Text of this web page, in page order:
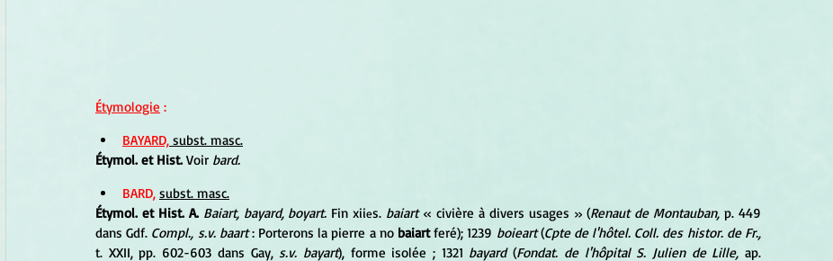
Étymologie :
BAYARD, subst. masc.
Étymol. et Hist. Voir bard.
BARD, subst. masc.
Étymol. et Hist. A. Baiart, bayard, boyart. Fin xiies. baiart « civière à divers usages » (Renaut de Montauban, p. 449
dans Gdf. Compl., s.v. baart : Porterons la pierre a no baiart feré); 1239 boieart (Cpte de l'hôtel. Coll. des histor. de Fr.,
t. XXII, pp. 602-603 dans Gay, s.v. bayart), forme isolée ; 1321 bayard (Fondat. de l'hôpital S. Julien de Lille, ap.